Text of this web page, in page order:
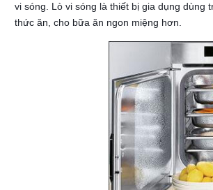
vi sóng. Lò vi sóng là thiết bị gia dụng dùng
thức ăn, cho bữa ăn ngon miệng hơn.